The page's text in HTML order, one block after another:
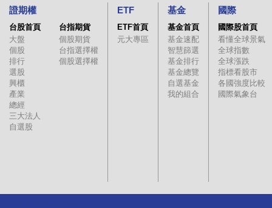
證期權
台股首頁
大盤
個股
排行
選股
興櫃
產業
總經
三大法人
自選股
台指期貨
個股期貨
台指選擇權
個股選擇權
ETF
ETF首頁
元大專區
基金
基金首頁
基金速配
智慧篩選
基金排行
基金總覽
自選基金
我的組合
國際
國際股首頁
看懂全球景氣
全球指數
全球漲跌
指標看股市
各國強度比較
國際氣象台